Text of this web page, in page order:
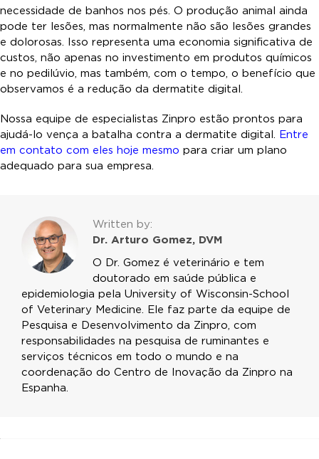
necessidade de banhos nos pés. O produção animal ainda
pode ter lesões, mas normalmente não são lesões grandes
e dolorosas. Isso representa uma economia significativa de
custos, não apenas no investimento em produtos químicos
e no pedilúvio, mas também, com o tempo, o benefício que
observamos é a redução da dermatite digital.
Nossa equipe de especialistas Zinpro estão prontos para
ajudá-lo vença a batalha contra a dermatite digital . Entre
em contato com eles hoje mesmo para criar um plano
adequado para sua empresa.
Written by:
Dr. Arturo Gomez, DVM
O Dr. Gomez é veterinário e tem
doutorado em saúde pública e
epidemiologia pela University of Wisconsin-School
of Veterinary Medicine. Ele faz parte da equipe de
Pesquisa e Desenvolvimento da Zinpro, com
responsabilidades na pesquisa de ruminantes e
serviços técnicos em todo o mundo e na
coordenação do Centro de Inovação da Zinpro na
Espanha.